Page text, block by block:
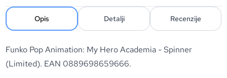
Opis Detalji Recenzije
Funko Pop Animation: My Hero Academia - Spinner
(Limited). EAN 0889698659666.